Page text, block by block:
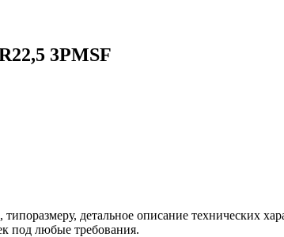
3PMSF
детальное описание технических
под любые требования.